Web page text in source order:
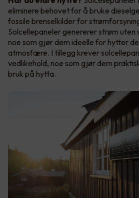
eliminere behovet for å bruke
fossile brenselkilder for
Solcellepaneler genererer strøm uten
noe som gjør dem ideelle for hytter
atmosfære. I tillegg krever
vedlikehold, noe som gjør dem
bruk på hytta.